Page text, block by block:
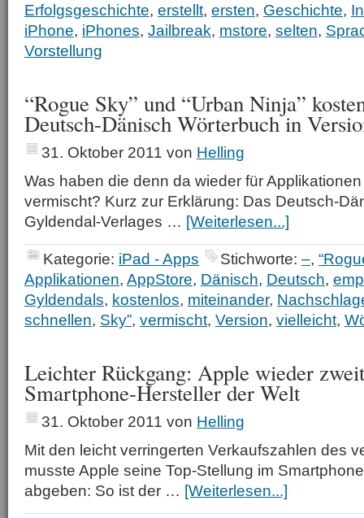
Erfolgsgeschichte, erstellt, ersten, Geschichte,
iPhone, iPhones, Jailbreak, mstore, selten,
Vorstellung
“Rogue Sky” und “Urban Ninja”
Deutsch-Dänisch Wörterbuch in
31. Oktober 2011 von Helling
Was haben die denn da wieder für
vermischt? Kurz zur Erklärung: Das Deutsch-
Gyldendal-Verlages … [Weiterlesen...]
Kategorie: iPad - Apps Stichworte: –,
Applikationen, AppStore, Dänisch, Deutsch,
Gyldendals, kostenlos, miteinander,
schnellen, Sky”, vermischt, Version, vielleicht,
Leichter Rückgang: Apple wieder
Smartphone-Hersteller der Welt
31. Oktober 2011 von Helling
Mit den leicht verringerten Verkaufszahlen des
musste Apple seine Top-Stellung im
abgeben: So ist der … [Weiterlesen...]